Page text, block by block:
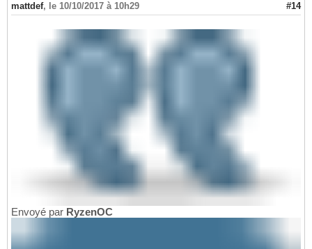
mattdef, le 10/10/2017 à 10h29 #14
Envoyé par RyzenOC